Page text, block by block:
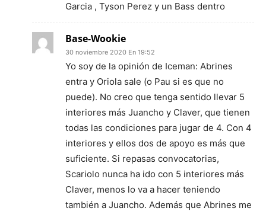
Garcia , Tyson Perez y un Bass dentro
Base-Wookie
30 noviembre 2020 En 19:52
Yo soy de la opinión de Iceman: Abrines
entra y Oriola sale (o Pau si es que no
puede). No creo que tenga sentido llevar 5
interiores más Juancho y Claver, que tienen
todas las condiciones para jugar de 4. Con 4
interiores y ellos dos de apoyo es más que
suficiente. Si repasas convocatorias,
Scariolo nunca ha ido con 5 interiores más
Claver, menos lo va a hacer teniendo
también a Juancho. Además que Abrines me